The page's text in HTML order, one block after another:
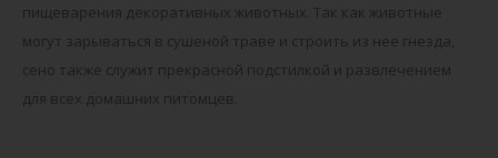
пищеварения декоративных животных. Так как животные
могут зарываться в сушеной траве и строить из нее гнезда,
сено также служит прекрасной подстилкой и развлечением
для всех домашних питомцев.